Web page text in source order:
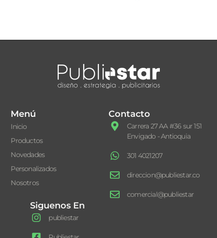
Menú
Inicio
Productos
Novedades
Personalizados
Nosotros
Contacto
Carrera 27 AA #36 sur 151
Envigado - Antioquia
301 4021207
direccion@publiestar.co
comercial@publiestar
Siguenos En
publiestar